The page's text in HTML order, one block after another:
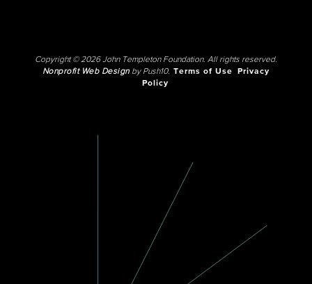
Copyright © 2026 John Templeton Foundation. All rights reserved.
Nonprofit Web Designby Push10. Terms of Use
Privacy
Policy